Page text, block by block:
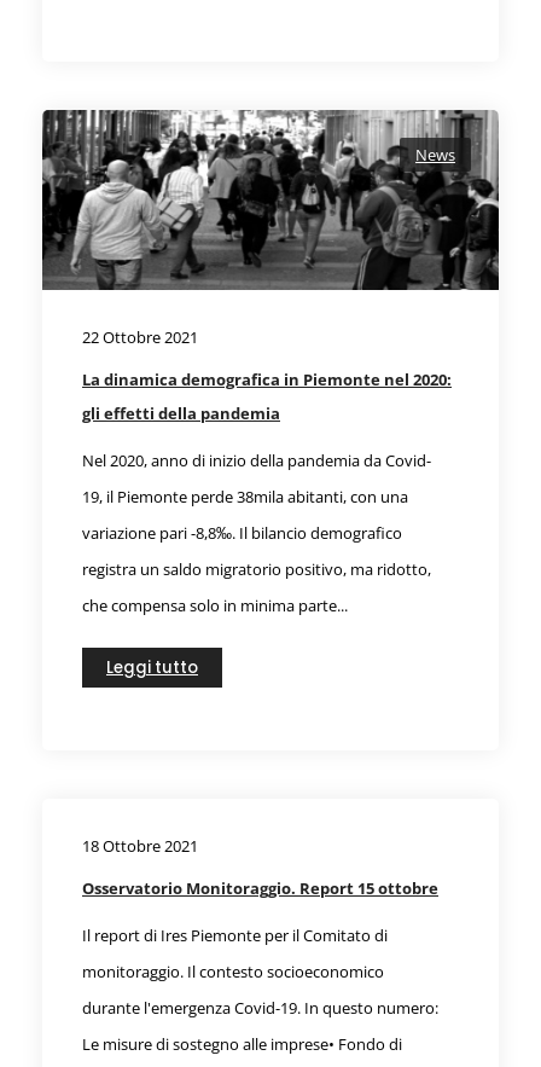
News
22 Ottobre 2021
La dinamica demografica in Piemonte nel 2020:
gli effetti della pandemia
Nel 2020, anno di inizio della pandemia da Covid-
19, il Piemonte perde 38mila abitanti, con una
variazione pari -8,8‰. Il bilancio demografico
registra un saldo migratorio positivo, ma ridotto,
che compensa solo in minima parte...
Leggi tutto
18 Ottobre 2021
Osservatorio Monitoraggio. Report 15 ottobre
Il report di Ires Piemonte per il Comitato di
monitoraggio. Il contesto socioeconomico
durante l'emergenza Covid-19. In questo numero:
Le misure di sostegno alle imprese• Fondo di